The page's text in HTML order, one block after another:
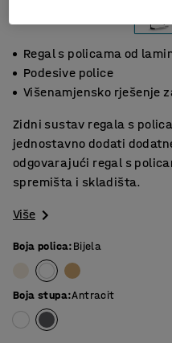
Regal s policama od
Podesive police
Višenamjensko rješenje
Zidni sustav regala s
jednostavno dodati
odgovarajući regal s
spremišta i skladišta.
Više
Boja polica:Bijela
Boja stupa:Antracit